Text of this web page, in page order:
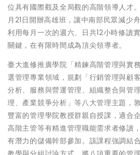
位具有國際觀及全局觀的高階領導人才
月21日開辦高雄班，讓中南部民眾減少
利用每月一次的週六、日共12小時修讀
關鍵，在有限時間成為頂尖領導者。
臺大進修推廣學院「精鍊高階管理與實
選管理專業領域，規劃「行銷管理與顧
分析、服務與營運管理、組織整合與管
理、產業競爭分析」等八大管理主題，
豐富的管理學院教授群親自授課，適合
高階主管等有精進管理職能需求者修讀
有潛力的儲備幹部參加。該課程強調結